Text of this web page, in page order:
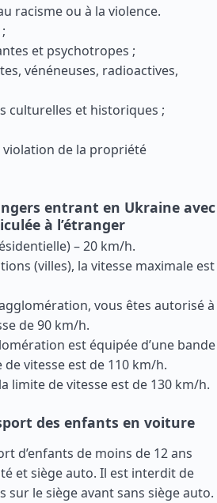
racisme ou à la violence.
et psychotropes ;
vénéneuses, radioactives,
culturelles et historiques ;
de la propriété
entrant en Ukraine avec
à l’étranger
– 20 km/h.
(villes), la vitesse maximale est
vous êtes autorisé à
de 90 km/h.
est équipée d’une bande
vitesse est de 110 km/h.
limite de vitesse est de 130 km/h.
des enfants en voiture
d’enfants de moins de 12 ans
et siège auto. Il est interdit de
le siège avant sans siège auto.